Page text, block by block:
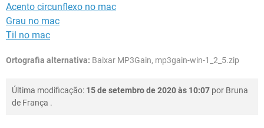
Acento circunflexo no mac
Grau no mac
Til no mac
Ortografia alternativa: Baixar MP3Gain, mp3gain-win-1_2_5.zip
Última modificação: 15 de setembro de 2020 às 10:07 por Bruna
de França .